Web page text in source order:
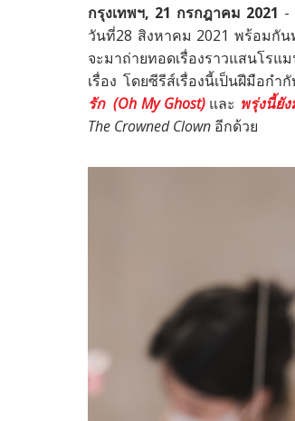
กรุงเทพฯ, 21 กรกฎาคม 2021 -
วันที่28 สิงหาคม 2021 พร้อมกัน
จะมาถ่ายทอดเรื่องราวแสนโร
เรื่อง โดยซีรีส์เรื่องนี้เป็นฝีมือก
รัก (Oh My Ghost) และ พรุ่งนี้ยัง
The Crowned Clown อีกด้วย